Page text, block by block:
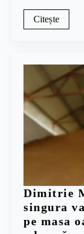
Citește
Dimitrie
singura
pe masa